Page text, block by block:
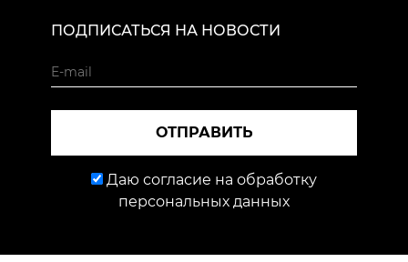
ПОДПИСАТЬСЯ НА НОВОСТИ
ОТПРАВИТЬ
Даю согласие на обработку
персональных данных